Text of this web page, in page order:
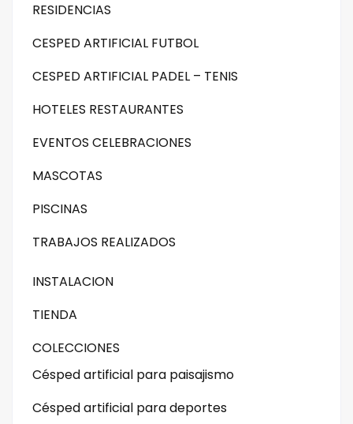
RESIDENCIAS
CESPED ARTIFICIAL FUTBOL
CESPED ARTIFICIAL PADEL – TENIS
HOTELES RESTAURANTES
EVENTOS CELEBRACIONES
MASCOTAS
PISCINAS
TRABAJOS REALIZADOS
INSTALACION
TIENDA
COLECCIONES
Césped artificial para paisajismo
Césped artificial para deportes